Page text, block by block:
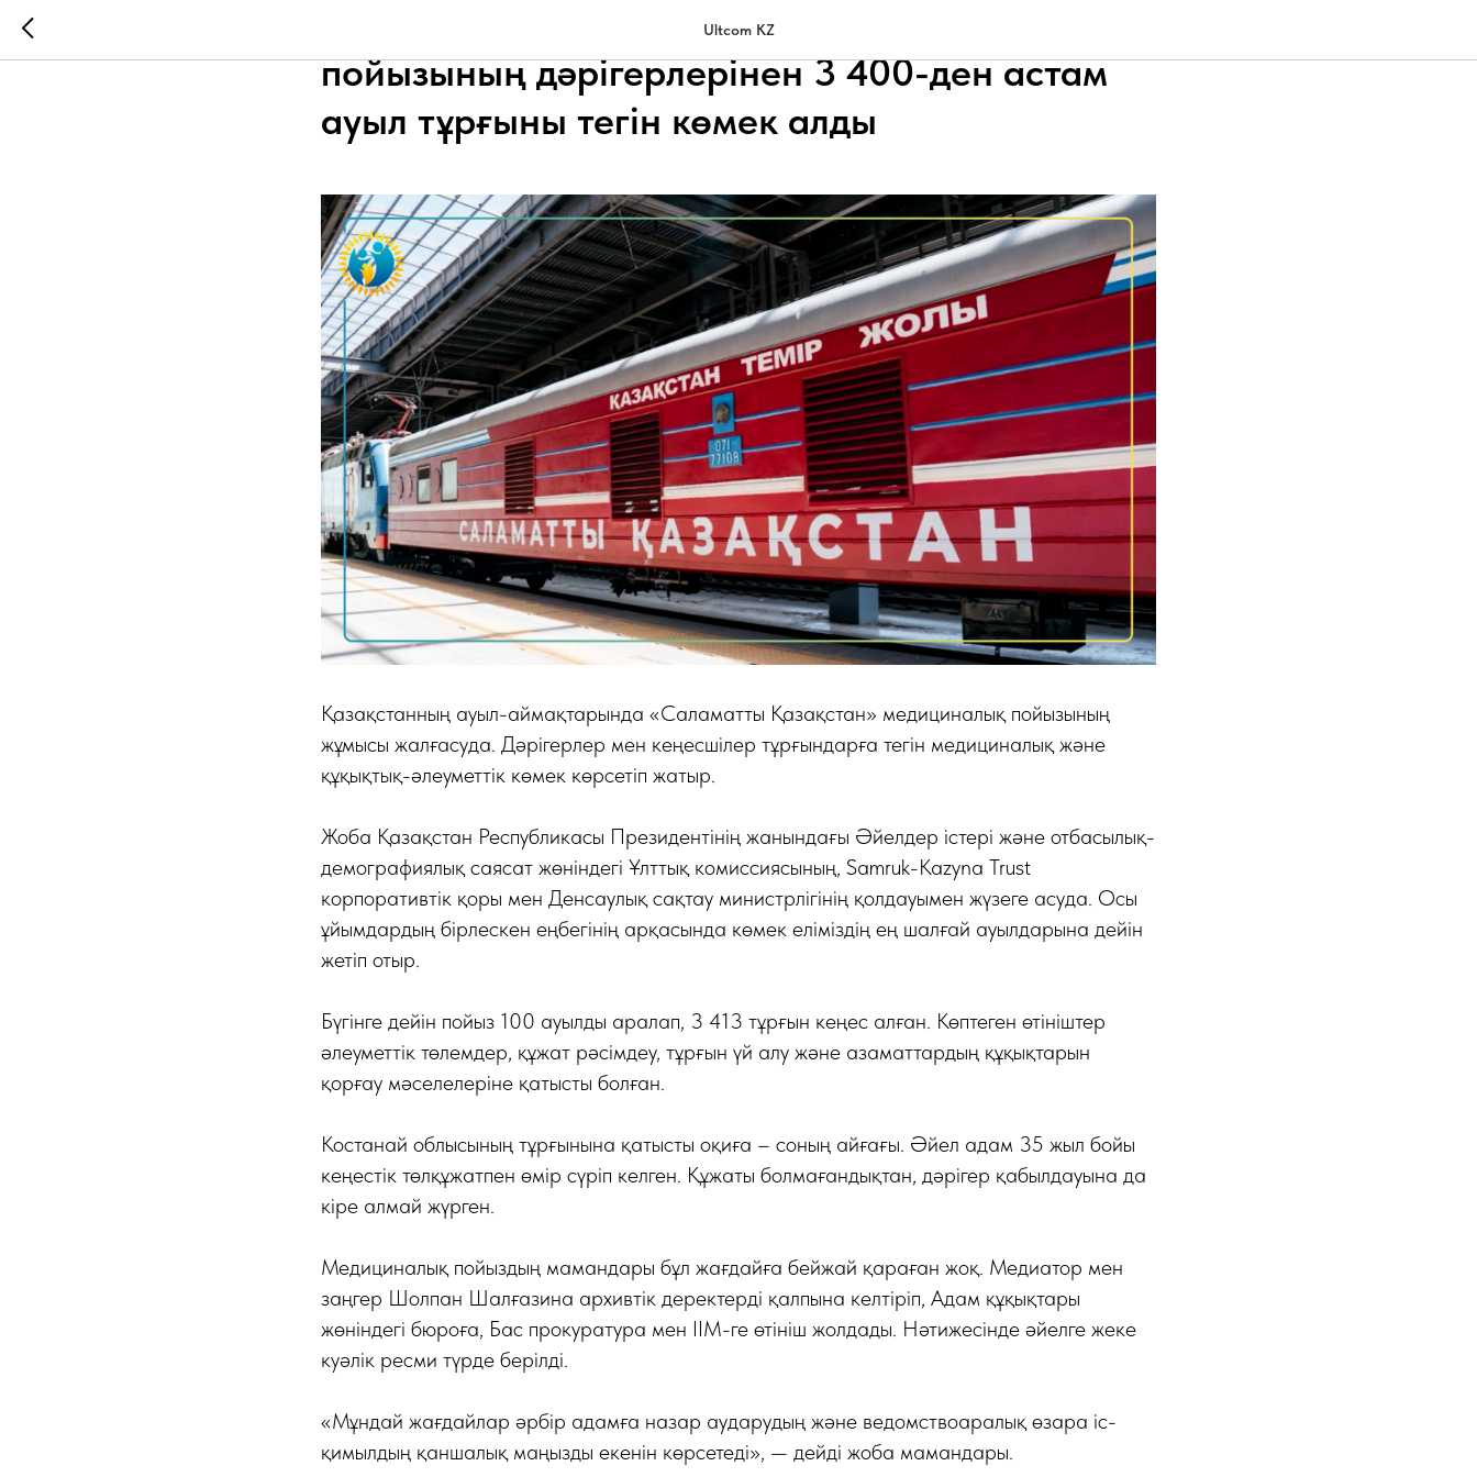
Ultcom KZ
«Саламатты Қазақстан» медициналық
пойызының дәрігерлерінен 3 400-ден астам
ауыл тұрғыны тегін көмек алды
Қазақстанның ауыл-аймақтарында «Саламатты Қазақстан» медициналық пойызының
жұмысы жалғасуда. Дәрігерлер мен кеңесшілер тұрғындарға тегін медициналық және
құқықтық-әлеуметтік көмек көрсетіп жатыр.
Жоба Қазақстан Республикасы Президентінің жанындағы Әйелдер істері және отбасылық-
демографиялық саясат жөніндегі Ұлттық комиссиясының, Samruk-Kazyna Trust
корпоративтік қоры мен Денсаулық сақтау министрлігінің қолдауымен жүзеге асуда. Осы
ұйымдардың бірлескен еңбегінің арқасында көмек еліміздің ең шалғай ауылдарына дейін
жетіп отыр.
Бүгінге дейін пойыз 100 ауылды аралап, 3 413 тұрғын кеңес алған. Көптеген өтініштер
әлеуметтік төлемдер, құжат рәсімдеу, тұрғын үй алу және азаматтардың құқықтарын
қорғау мәселелеріне қатысты болған.
Костанай облысының тұрғынына қатысты оқиға – соның айғағы. Әйел адам 35 жыл бойы
кеңестік төлқұжатпен өмір сүріп келген. Құжаты болмағандықтан, дәрігер қабылдауына да
кіре алмай жүрген.
Медициналық пойыздың мамандары бұл жағдайға бейжай қараған жоқ. Медиатор мен
заңгер Шолпан Шалғазина архивтік деректерді қалпына келтіріп, Адам құқықтары
жөніндегі бюроға, Бас прокуратура мен ІІМ-ге өтініш жолдады. Нәтижесінде әйелге жеке
куәлік ресми түрде берілді.
«Мұндай жағдайлар әрбір адамға назар аударудың және ведомствоаралық өзара іс-
қимылдың қаншалық маңызды екенін көрсетеді», — дейді жоба мамандары.